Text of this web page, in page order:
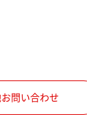
問い合わせ